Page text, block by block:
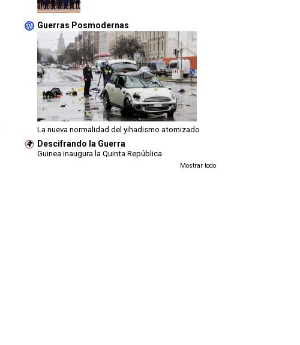
Guerras Posmodernas
La nueva normalidad del yihadismo atomizado
Descifrando la Guerra
Guinea inaugura la Quinta República
Mostrar todo